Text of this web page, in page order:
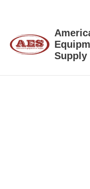
content
Supply